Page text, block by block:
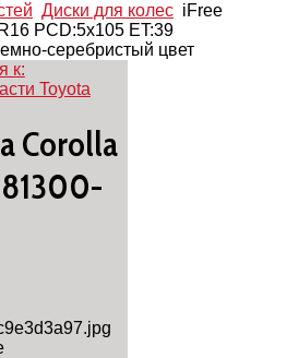
Диски для колес iFree
PCD:5x105 ET:39
серебристый цвет
к:
Toyota
Corolla